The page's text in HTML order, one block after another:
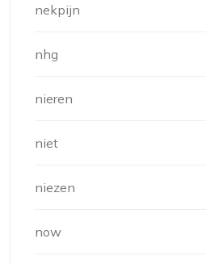
nekpijn
nhg
nieren
niet
niezen
now